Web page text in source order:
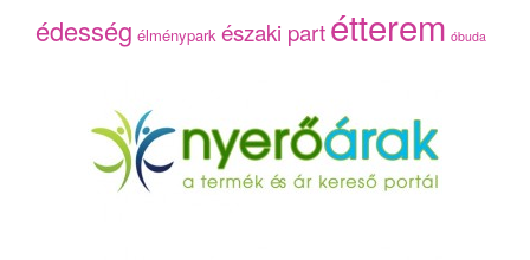
édesség élménypark északi partétterem óbuda